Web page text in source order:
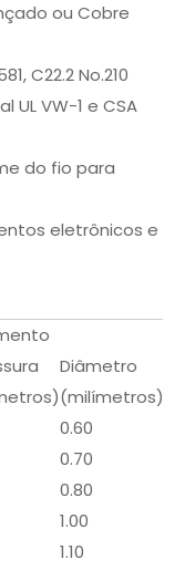
ou Cobre
C22.2 No.210
VW-1 e CSA
do fio para
eletrônicos e
Diâmetro
(milímetros)
0.60
0.70
0.80
1.00
1.10